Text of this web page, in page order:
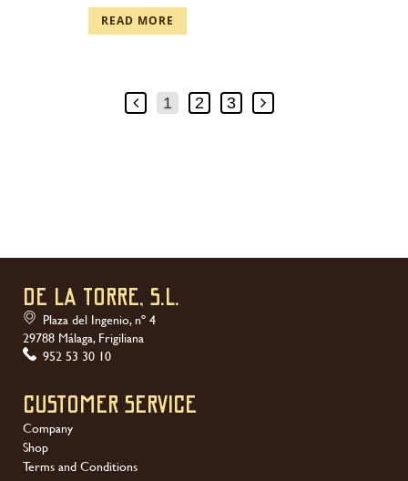
READ MORE
1 2 3
DE LA TORRE, S.L.
Plaza del Ingenio, nº 4
29788 Málaga, Frigiliana
952 53 30 10
Customer service
Company
Shop
Terms and Conditions